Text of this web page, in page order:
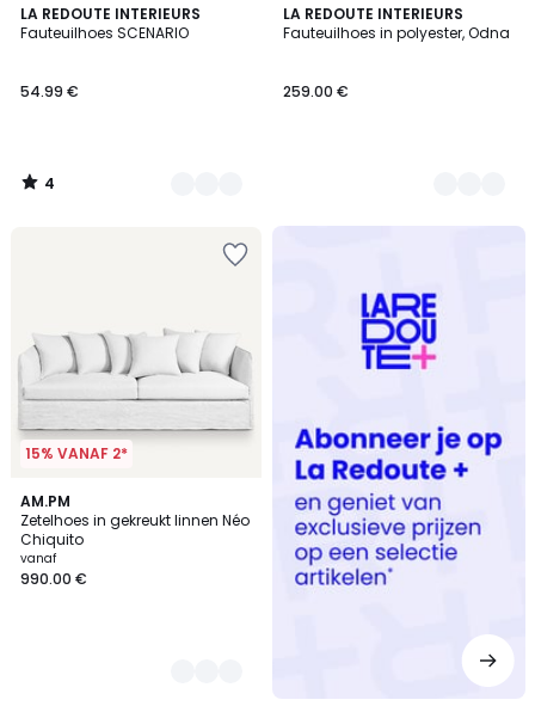
LA REDOUTE INTERIEURS
Fauteuilhoes SCENARIO
54.99 €
4
/
6
Kleuren
4
/
LA REDOUTE INTERIEURS
Fauteuilhoes in polyester, Odna
259.00 €
4
Kleuren
15% VANAF 2*
AM.PM
Zetelhoes in gekreukt linnen Néo
Chiquito
vanaf
990.00 €
2
Kleuren